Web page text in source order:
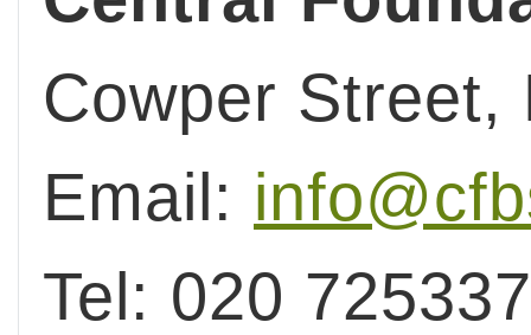
Cowper Street,
Email:
Tel: 020